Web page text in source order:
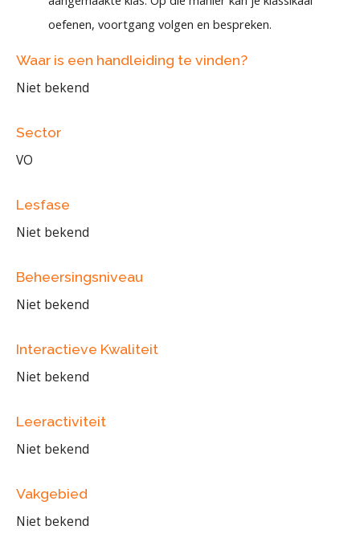
oefenen, voortgang volgen en bespreken.
Waar is een handleiding te vinden?
Niet bekend
Sector
VO
Lesfase
Niet bekend
Beheersingsniveau
Niet bekend
Interactieve Kwaliteit
Niet bekend
Leeractiviteit
Niet bekend
Vakgebied
Niet bekend